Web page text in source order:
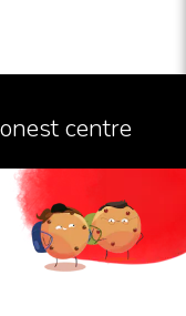
centre
cookie